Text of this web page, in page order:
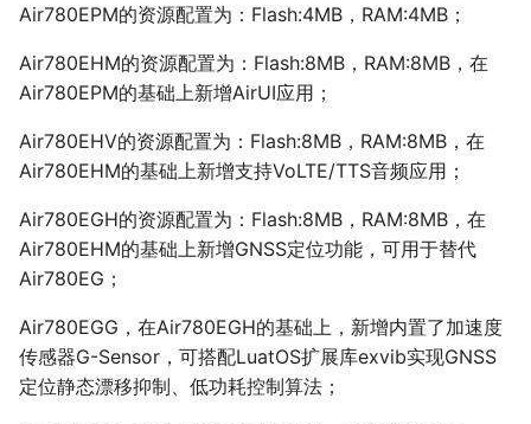
Air780EPM的资源配置为：Flash:4MB，RAM:4MB；
Air780EHM的资源配置为：Flash:8MB，RAM:8MB，在
Air780EPM的基础上新增AirUI应用；
Air780EHV的资源配置为：Flash:8MB，RAM:8MB，在
Air780EHM的基础上新增支持VoLTE/TTS音频应用；
Air780EGH的资源配置为：Flash:8MB，RAM:8MB，在
Air780EHM的基础上新增GNSS定位功能，可用于替代
Air780EG；
Air780EGG，在Air780EGH的基础上，新增内置了加速度
传感器G-Sensor，可搭配LuatOS扩展库exvib实现GNSS
定位静态漂移抑制、低功耗控制算法；